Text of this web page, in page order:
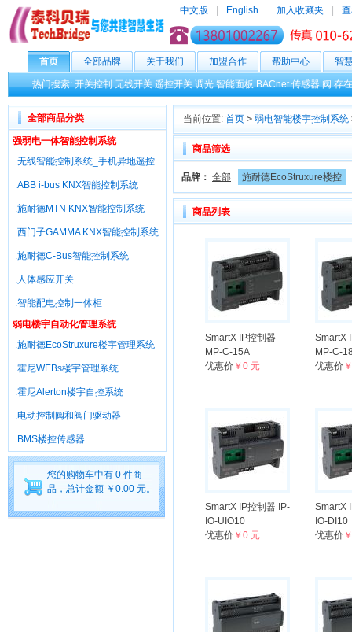
中文版 English 加入收藏夹
首页 全部品牌 关于我们 加盟合作 帮助中心 智
热门搜索:开关控制 无线开关 遥控开关 调光 智能面板 BACnet 传感器 阀 存
全部商品分类
强弱电一体智能控制系统
.无线智能控制系统_手机异地遥控
.ABB i-bus KNX智能控制系统
.施耐德MTN KNX智能控制系统
.西门子GAMMA KNX智能控制系统
.施耐德C-Bus智能控制系统
.人体感应开关
.智能配电控制一体柜
弱电楼宇自动化管理系统
.施耐德EcoStruxure楼宇管理系统
.霍尼WEBs楼宇管理系统
.霍尼Alerton楼宇自控系统
.电动控制阀和阀门驱动器
.BMS楼控传感器
您的购物车中有 0 件商
品，总计金额 ￥0.00 元。
当前位置: 首页 > 弱电智能楼宇控制系统
商品筛选
品牌： 全部 施耐德EcoStruxure楼控
商品列表
SmartX IP控制器
MP-C-15A
优惠价 ￥0 元
SmartX
MP-C-
优惠价
SmartX IP控制器 IP-
IO-UIO10
优惠价 ￥0 元
SmartX
IO-DI10
优惠价